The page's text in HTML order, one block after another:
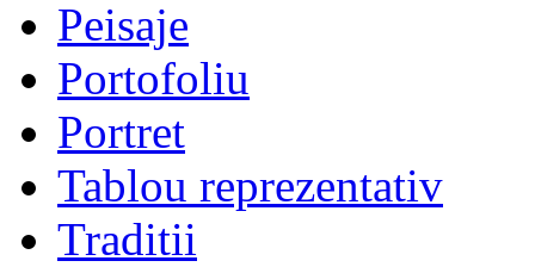
Peisaje
Portofoliu
Portret
Tablou reprezentativ
Traditii